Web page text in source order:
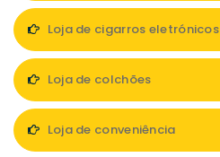
Loja de cigarros eletrónicos
Loja de colchões
Loja de conveniência